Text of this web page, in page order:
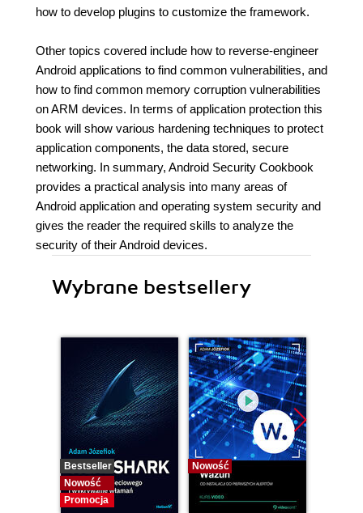
how to develop plugins to customize the framework.
Other topics covered include how to reverse-engineer
Android applications to find common vulnerabilities, and
how to find common memory corruption vulnerabilities
on ARM devices. In terms of application protection this
book will show various hardening techniques to protect
application components, the data stored, secure
networking. In summary, Android Security Cookbook
provides a practical analysis into many areas of
Android application and operating system security and
gives the reader the required skills to analyze the
security of their Android devices.
Wybrane bestsellery
Bestseller
Nowość
Promocja
Nowość